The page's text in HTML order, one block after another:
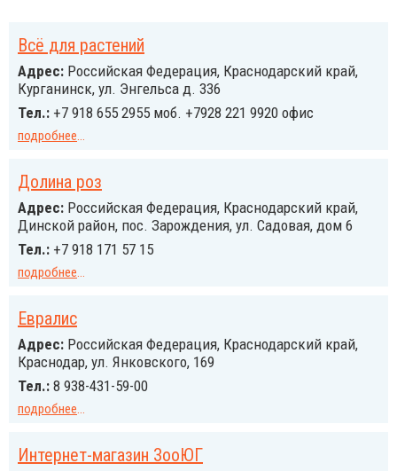
Всё для растений
Адрес: Российcкая Федерация, Краснодарский край,
Курганинск, ул. Энгельса д. 336
Тел.: +7 918 655 2955 моб. +7928 221 9920 офис
подробнее...
Долина роз
Адрес: Российcкая Федерация, Краснодарский край,
Динской район, пос. Зарождения, ул. Садовая, дом 6
Тел.: +7 918 171 57 15
подробнее...
Евралис
Адрес: Российcкая Федерация, Краснодарский край,
Краснодар, ул. Янковского, 169
Тел.: 8 938-431-59-00
подробнее...
Интернет-магазин ЗооЮГ